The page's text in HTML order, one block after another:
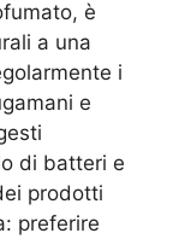
è
a una
i
e
di batteri e
prodotti
preferire